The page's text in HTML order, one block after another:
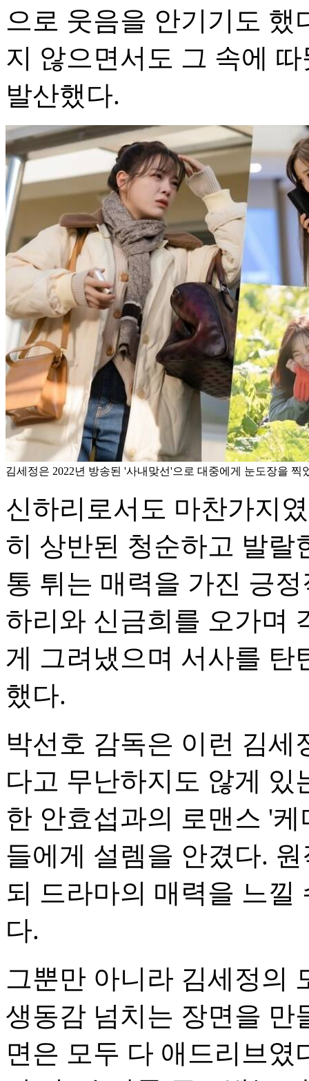
으로 웃음을 안기기도 했
지 않으면서도 그 속에
발산했다.
김세정은 2022년 방송된 '사내맞선'으로 대중에게 눈도장을 찍
신하리로서도 마찬가지
히 상반된 청순하고 발랄
통 튀는 매력을 가진 긍
하리와 신금희를 오가며
게 그려냈으며 서사를 탄
했다.
박선호 감독은 이런 김세
다고 무난하지도 않게 있
한 안효섭과의 로맨스 '
들에게 설렘을 안겼다.
되 드라마의 매력을 느낄
다.
그뿐만 아니라 김세정의
생동감 넘치는 장면을 만
면은 모두 다 애드리브였